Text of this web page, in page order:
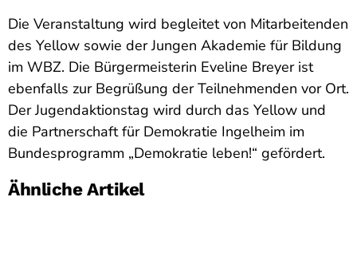
Die Veranstaltung wird begleitet von Mitarbeitenden
des Yellow sowie der Jungen Akademie für Bildung
im WBZ. Die Bürgermeisterin Eveline Breyer ist
ebenfalls zur Begrüßung der Teilnehmenden vor Ort.
Der Jugendaktionstag wird durch das Yellow und
die Partnerschaft für Demokratie Ingelheim im
Bundesprogramm „Demokratie leben!“ gefördert.
Ähnliche Artikel